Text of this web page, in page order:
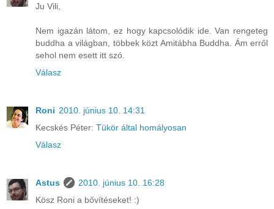
Ju Vili,
Nem igazán látom, ez hogy kapcsolódik ide. Van rengeteg
buddha a világban, többek közt Amitábha Buddha. Ám erről
sehol nem esett itt szó.
Válasz
Roni 2010. június 10. 14:31
Kecskés Péter: Tükör által homályosan
Válasz
Astus
2010. június 10. 16:28
Kösz Roni a bővítéseket! :)